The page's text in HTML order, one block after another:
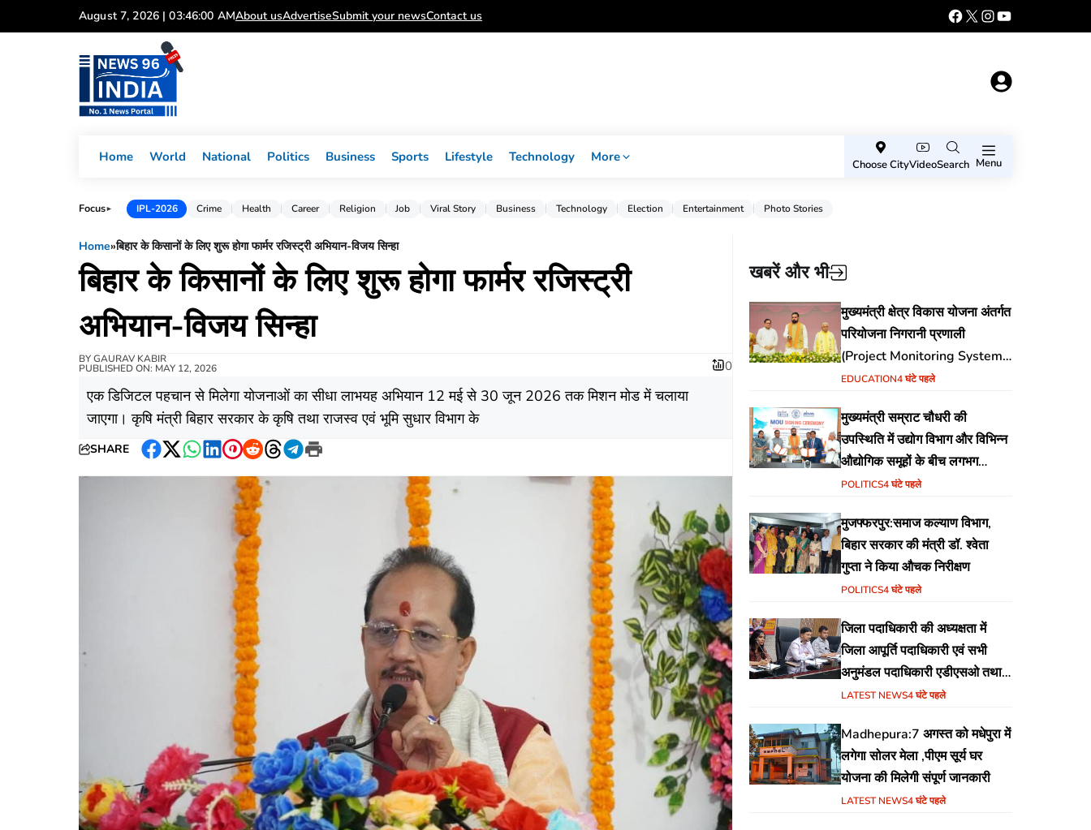
to
August 7, 2026 | 03:46:01 AMAbout usAdvertiseSubmit your newsContact us
Home World National Politics Business Sports Lifestyle Technology More
Choose CityVideoSearch Menu
Focus► IPL-2026 Crime Health Career Religion Job Viral Story Business Technology Election Entertainment Photo Stories
Home»बिहार के किसानों के लिए शुरू होगा फार्मर रजिस्ट्री अभियान-विजय सिन्हा
बिहार के किसानों के लिए शुरू होगा फार्मर रजिस्ट्री
अभियान-विजय सिन्हा
BYGAURAV KABIR
PUBLISHED ON: MAY 12, 2026 0
एक डिजिटल पहचान से मिलेगा योजनाओं का सीधा लाभयह अभियान 12 मई से 30 जून 2026 तक मिशन मोड में चलाया
जाएगा। कृषि मंत्री बिहार सरकार के कृषि तथा राजस्व एवं भूमि सुधार विभाग के
SHARE
Facebook
Twitter
WhatsApp
LinkedIn
Pinterest
RedditThreads
Telegram
Print
खबरें और भी
मुख्यमंत्री क्षेत्र विकास योजना अंतर्गत
परियोजना निगरानी प्रणाली
(Project Monitoring System)
वेब पोर्टल का शुभारंभ
EDUCATION4 घंटे पहले
मुख्यमंत्री सम्राट चौधरी की
उपस्थिति में उद्योग विभाग और विभिन्न
औद्योगिक समूहों के बीच लगभग
₹51,600 करोड़ के निवेश हेतु
POLITICS4 घंटे पहले
मुजफ्फरपुर:समाज कल्याण विभाग,
बिहार सरकार की मंत्री डॉ. श्वेता
गुप्ता ने किया औचक निरीक्षण
POLITICS4 घंटे पहले
जिला पदाधिकारी की अध्यक्षता में
जिला आपूर्ति पदाधिकारी एवं सभी
अनुमंडल पदाधिकारी एडीएसओ तथा
एमोओ के साथ समीक्षा बैठक का
LATEST NEWS4 घंटे पहले
Madhepura:7 अगस्त को मधेपुरा में
लगेगा सोलर मेला ,पीएम सूर्य घर
योजना की मिलेगी संपूर्ण जानकारी
LATEST NEWS4 घंटे पहले